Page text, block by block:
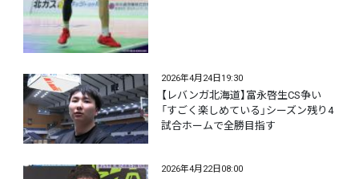
2026年4月24日19:30
【レバンガ北海道】富永啓生CS争い
「すごく楽しめている」シーズン残り4
試合ホームで全勝目指す
2026年4月22日08:00